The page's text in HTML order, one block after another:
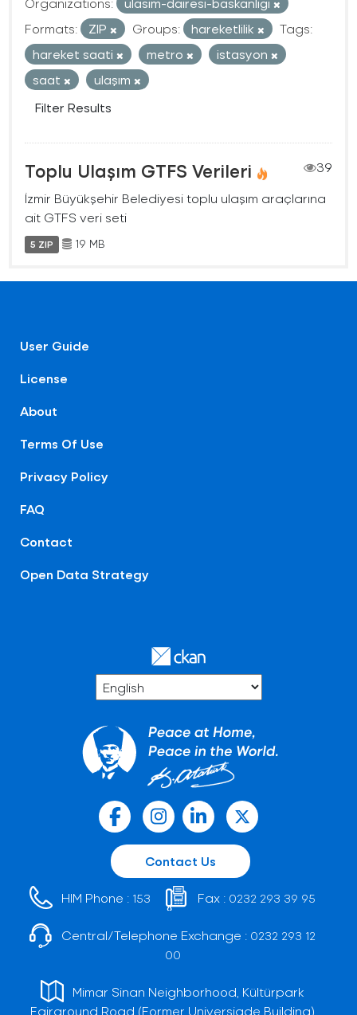
Formats:
ZIP Groups: hareketlilik
Tags:
hareket saati
metro
istasyon
saat
ulaşım
Filter Results
Toplu Ulaşım GTFS Verileri
39
İzmir Büyükşehir Belediyesi toplu ulaşım araçlarına
ait GTFS veri seti
5 ZIP 19 MB
User Guide
License
About
Terms Of Use
Privacy Policy
FAQ
Contact
Open Data Strategy
Contact Us
HIM Phone : 153 Fax : 0232 293 39 95
Central/Telephone Exchange : 0232 293 12
00
Mimar Sinan Neighborhood, Kültürpark
Fairground Road (Former Universiade Building)